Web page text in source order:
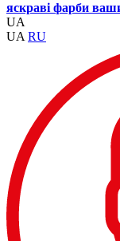
яскраві фарби
UA
UA RU